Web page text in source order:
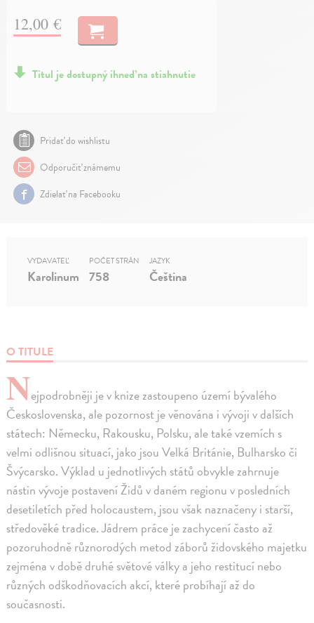
12,00 €
Titul je dostupný ihneď na stiahnutie
Pridať do wishlistu
Odporučiť známemu
Zdielať na Facebooku
O TITULE
Nejpodrobněji je v knize zastoupeno území bývalého
Československa, ale pozornost je věnována i vývoji v dalších
státech: Německu, Rakousku, Polsku, ale také vzemích s
velmi odlišnou situací, jako jsou Velká Británie, Bulharsko či
Švýcarsko. Výklad u jednotlivých států obvykle zahrnuje
nástin vývoje postavení Židů v daném regionu v posledních
desetiletích před holocaustem, jsou však naznačeny i starší,
středověké tradice. Jádrem práce je zachycení často až
pozoruhodně různorodých metod záborů židovského majetku
zejména v době druhé světové války a jeho restitucí nebo
různých odškodňovacích akcí, které probíhají až do
současnosti.
VYDAVATEĽ
Karolinum
POČET STRÁN
758
JAZYK
Čeština